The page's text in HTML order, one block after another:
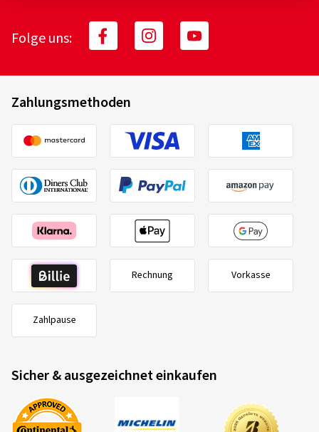
Folge uns:
Zahlungsmethoden
Rechnung Vorkasse
Zahlpause
Sicher & ausgezeichnet einkaufen